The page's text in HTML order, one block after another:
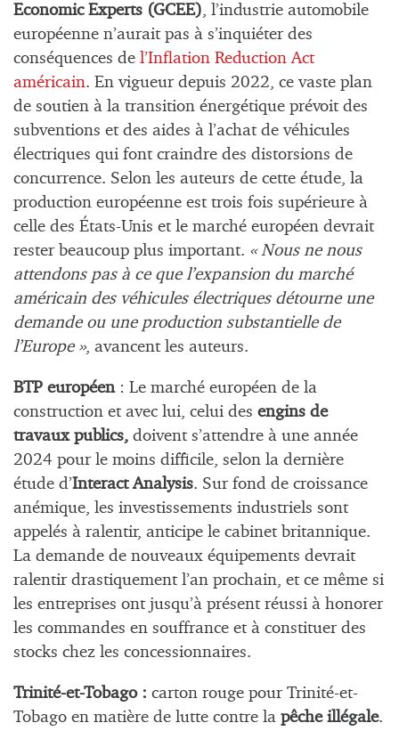
Economic Experts (GCEE), l’industrie automobile
européenne n’aurait pas à s’inquiéter des
conséquences de l’Inflation Reduction Act
américain. En vigueur depuis 2022, ce vaste plan
de soutien à la transition énergétique prévoit des
subventions et des aides à l’achat de véhicules
électriques qui font craindre des distorsions de
concurrence. Selon les auteurs de cette étude, la
production européenne est trois fois supérieure à
celle des États-Unis et le marché européen devrait
rester beaucoup plus important. « Nous ne nous
attendons pas à ce que l’expansion du marché
américain des véhicules électriques détourne une
demande ou une production substantielle de
l’Europe », avancent les auteurs.
BTP européen: Le marché européen de la
construction et avec lui, celui des engins de
travaux publics, doivent s’attendre à une année
2024 pour le moins difficile, selon la dernière
étude d’Interact Analysis. Sur fond de croissance
anémique, les investissements industriels sont
appelés à ralentir, anticipe le cabinet britannique.
La demande de nouveaux équipements devrait
ralentir drastiquement l’an prochain, et ce même si
les entreprises ont jusqu’à présent réussi à honorer
les commandes en souffrance et à constituer des
stocks chez les concessionnaires.
Trinité-et-Tobago : carton rouge pour Trinité-et-
Tobago en matière de lutte contre la pêche illégale.